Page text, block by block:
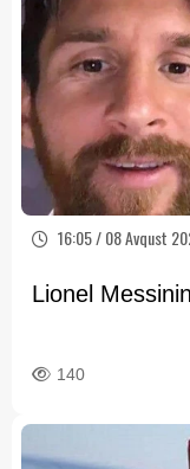
16:05 / 08 Avqust
Lionel
140